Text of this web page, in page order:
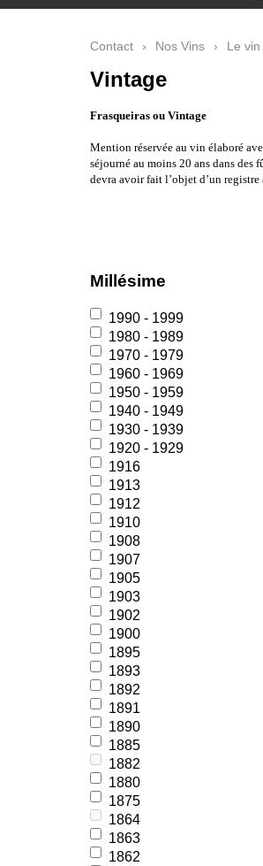
Contact › Nos Vins › Le
Vintage
Frasqueiras ou Vintage
Mention réservée au vin élaboré
séjourné au moins 20 ans dans des
devra avoir fait l’objet d’un registre
Millésime
1990 - 1999
1980 - 1989
1970 - 1979
1960 - 1969
1950 - 1959
1940 - 1949
1930 - 1939
1920 - 1929
1916
1913
1912
1910
1908
1907
1905
1903
1902
1900
1895
1893
1892
1891
1890
1885
1882
1880
1875
1864
1863
1862